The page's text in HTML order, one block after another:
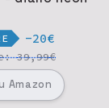
-20€
39,99€
Amazon